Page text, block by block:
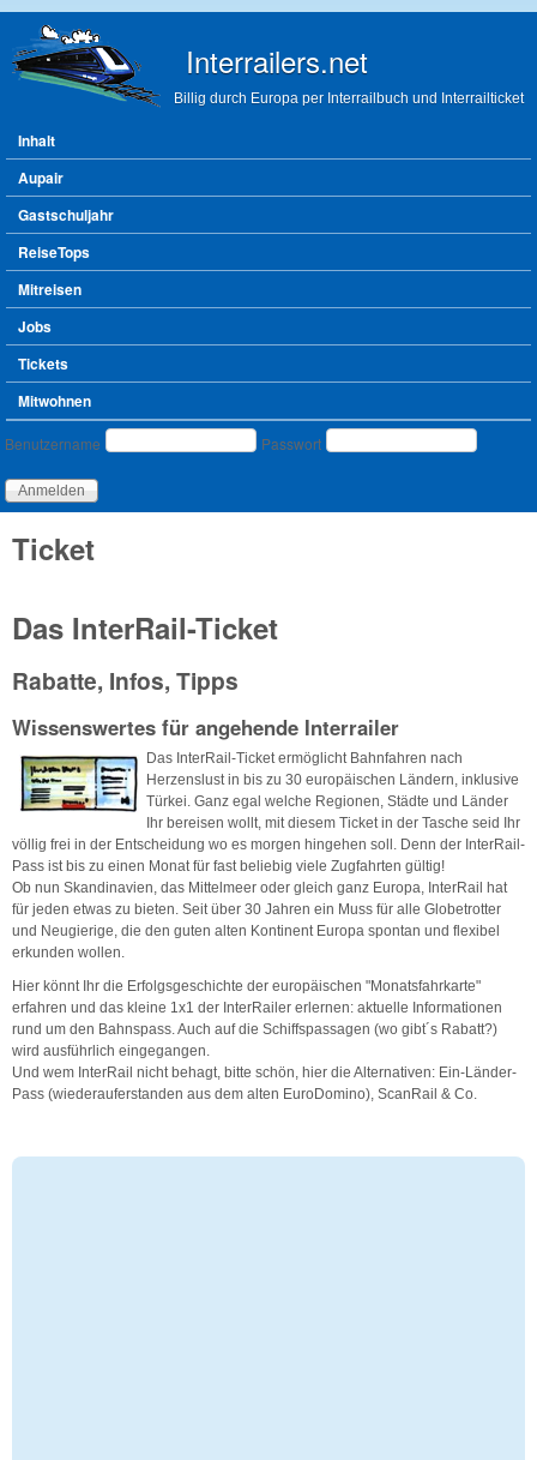
Interrailers.net
Billig durch Europa per Interrailbuch und Interrailticket
Hauptmenü
Inhalt
Aupair
Gastschuljahr
ReiseTops
Mitreisen
Jobs
Tickets
Mitwohnen
Benutzeranmeldung
Benutzername Passwort
Ticket
Das InterRail-Ticket
Rabatte, Infos, Tipps
Wissenswertes für angehende Interrailer
Das InterRail-Ticket ermöglicht Bahnfahren nach
Herzenslust in bis zu 30 europäischen Ländern, inklusive
Türkei. Ganz egal welche Regionen, Städte und Länder
Ihr bereisen wollt, mit diesem Ticket in der Tasche seid Ihr
völlig frei in der Entscheidung wo es morgen hingehen soll. Denn der InterRail-
Pass ist bis zu einen Monat für fast beliebig viele Zugfahrten gültig!
Ob nun Skandinavien, das Mittelmeer oder gleich ganz Europa, InterRail hat
für jeden etwas zu bieten. Seit über 30 Jahren ein Muss für alle Globetrotter
und Neugierige, die den guten alten Kontinent Europa spontan und flexibel
erkunden wollen.
Hier könnt Ihr die Erfolgsgeschichte der europäischen "Monatsfahrkarte"
erfahren und das kleine 1x1 der InterRailer erlernen: aktuelle Informationen
rund um den Bahnspass. Auch auf die Schiffspassagen (wo gibt´s Rabatt?)
wird ausführlich eingegangen.
Und wem InterRail nicht behagt, bitte schön, hier die Alternativen: Ein-Länder-
Pass (wiederauferstanden aus dem alten EuroDomino), ScanRail & Co.